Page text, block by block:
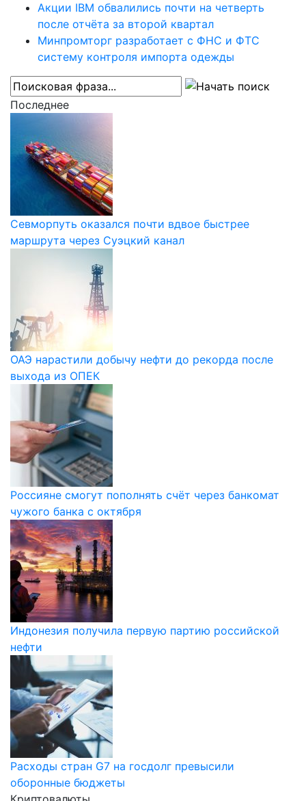
Акции IBM обвалились почти на четверть
после отчёта за второй квартал
Минпромторг разработает с ФНС и ФТС
систему контроля импорта одежды
Последнее
Севморпуть оказался почти вдвое быстрее
маршрута через Суэцкий канал
ОАЭ нарастили добычу нефти до рекорда после
выхода из ОПЕК
Россияне смогут пополнять счёт через банкомат
чужого банка с октября
Индонезия получила первую партию российской
нефти
Расходы стран G7 на госдолг превысили
оборонные бюджеты